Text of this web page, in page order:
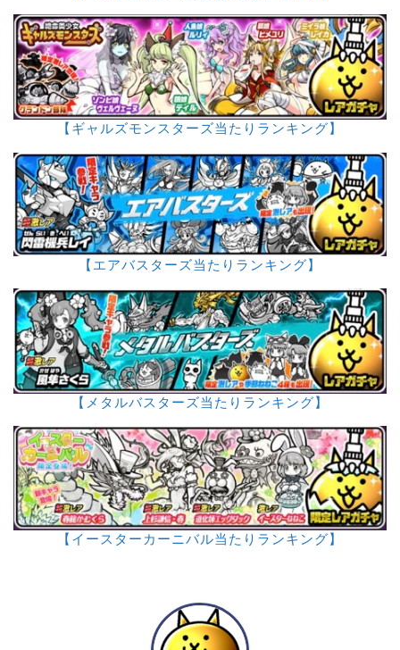
【ギャルズモンスターズ当たりランキング】
【エアバスターズ当たりランキング】
【メタルバスターズ当たりランキング】
【イースターカーニバル当たりランキング】